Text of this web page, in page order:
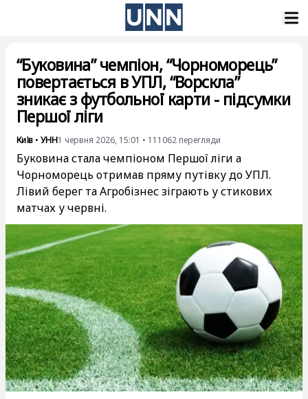
“Буковина” чемпіон, “Чорноморець”
повертається в УПЛ, “Ворскла”
зникає з футбольної карти - підсумки
Першої ліги
Київ • УНН1 червня 2026, 15:01 • 111062 перегляди
Буковина стала чемпіоном Першої ліги а
Чорноморець отримав пряму путівку до УПЛ.
Лівий берег та Агробізнес зіграють у стикових
матчах у червні.